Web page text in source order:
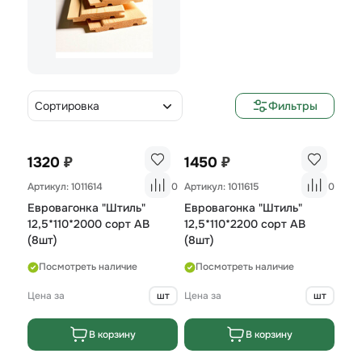
Сортировка Фильтры
1320 ₽
Артикул: 1011614 0
Евровагонка "Штиль"
12,5*110*2000 сорт AB
(8шт)
Посмотреть наличие
Цена за шт
В корзину
1450 ₽
Артикул: 1011615 0
Евровагонка "Штиль"
12,5*110*2200 сорт AB
(8шт)
Посмотреть наличие
Цена за шт
В корзину